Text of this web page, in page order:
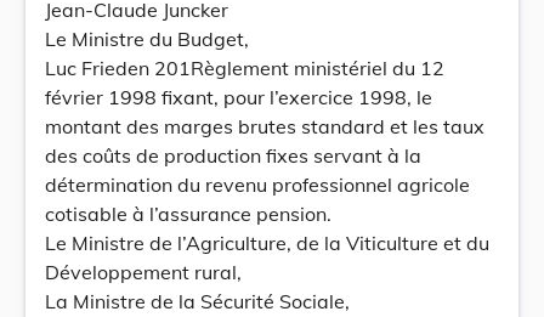
Jean-Claude Juncker
Le Ministre du Budget,
Luc Frieden 201Règlement ministériel du 12
février 1998 fixant, pour l’exercice 1998, le
montant des marges brutes standard et les taux
des coûts de production fixes servant à la
détermination du revenu professionnel agricole
cotisable à l’assurance pension.
Le Ministre de l’Agriculture, de la Viticulture et du
Développement rural,
La Ministre de la Sécurité Sociale,